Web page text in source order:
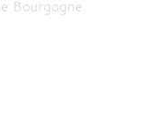
Bourgogne.